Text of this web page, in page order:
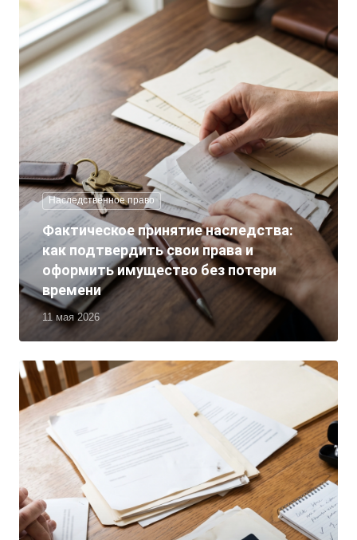
Наследственное право
11 мая 2026
Фактическое принятие наследства:
как подтвердить свои права и
оформить имущество без потери
времени